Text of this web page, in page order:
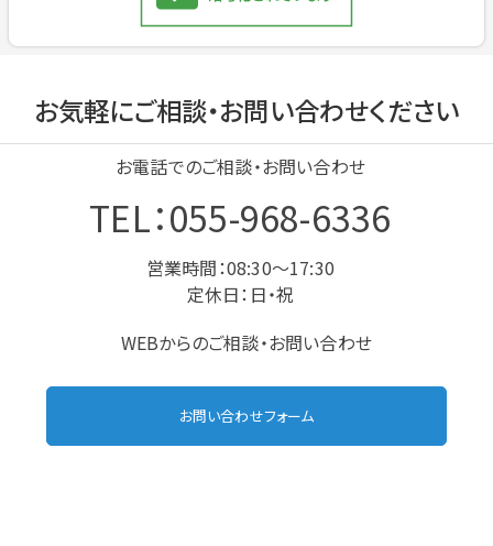
お気軽にご相談・お問い合わせください
お電話でのご相談・お問い合わせ
TEL：055-968-6336
営業時間：08:30～17:30
定休日：日・祝
WEBからのご相談・お問い合わせ
お問い合わせフォーム